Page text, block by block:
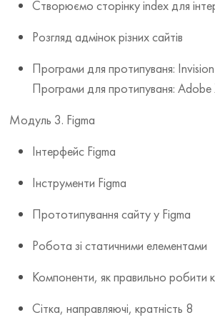
Створюємо сторінку index для
Розгляд адмінок різних сайтів
Програми для протипуваня: Invision
Програми для протипуваня: Adobe
Модуль 3. Figma
Інтерфейс Figma
Інструменти Figma
Прототипування сайту у Figma
Робота зі статичними елементами
Компоненти, як правильно робити
Сітка, направляючі, кратність 8